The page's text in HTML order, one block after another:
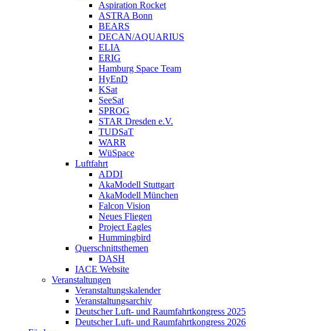
Aspiration Rocket
ASTRA Bonn
BEARS
DECAN/AQUARIUS
ELIA
ERIG
Hamburg Space Team
HyEnD
KSat
SeeSat
SPROG
STAR Dresden e.V.
TUDSaT
WARR
WüSpace
Luftfahrt
ADDI
AkaModell Stuttgart
AkaModell München
Falcon Vision
Neues Fliegen
Project Eagles
Hummingbird
Querschnittsthemen
DASH
IACE Website
Veranstaltungen
Veranstaltungskalender
Veranstaltungsarchiv
Deutscher Luft- und Raumfahrtkongress 2025
Deutscher Luft- und Raumfahrtkongress 2026